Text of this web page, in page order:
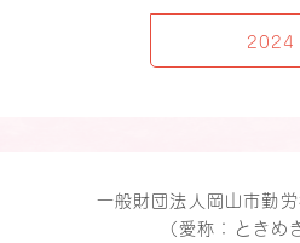
2024
一般財団法人岡山市勤
（愛称：ときめ